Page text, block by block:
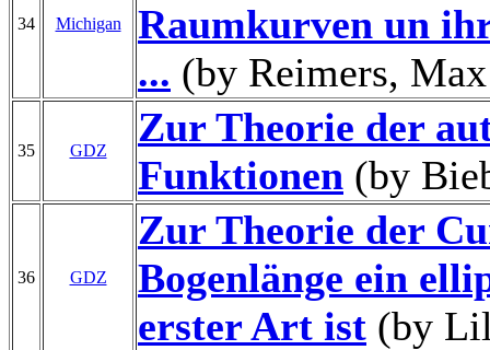
34 Michigan
Raumkurven un
... (by Reimers,
35 GDZ
Zur Theorie der
Funktionen (by
36 GDZ
Zur Theorie der
Bogenlänge ein
erster Art ist (by